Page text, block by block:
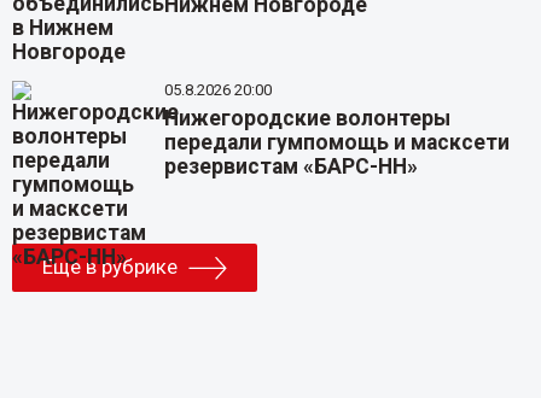
05.8.2026 20:00
Нижегородские волонтеры
передали гумпомощь и масксети
резервистам «БАРС-НН»
Еще в рубрике